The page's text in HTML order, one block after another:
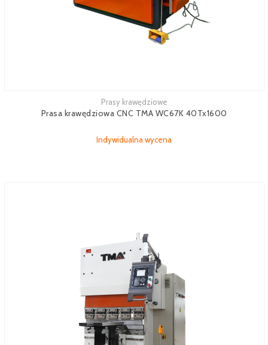
Prasy krawędziowe
Prasa krawędziowa CNC TMA WC67K 40Tx1600
Indywidualna wycena